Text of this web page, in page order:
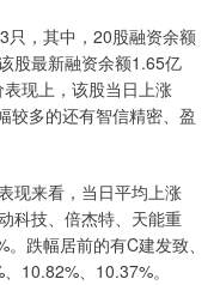
只，其中，20股融资余额
股最新融资余额1.65亿
现上，该股当日上涨
较多的还有智信精密、盈
现来看，当日平均上涨
科技、倍杰特、天能重
跌幅居前的有C建发致、
10.82%、10.37%。